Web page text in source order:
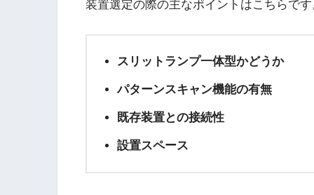
装置選定の際の主なポイントはこちらで
スリットランプ一体型かどうか
パターンスキャン機能の有無
既存装置との接続性
設置スペース